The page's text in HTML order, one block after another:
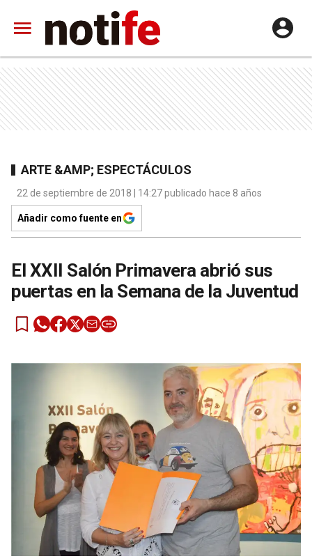
ARTE &AMP; ESPECTÁCULOS
22 de septiembre de 2018 | 14:27 publicado hace 8 años
Añadir como fuente en
El XXII Salón Primavera abrió sus
puertas en la Semana de la Juventud